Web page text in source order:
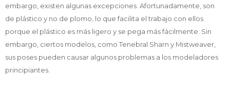
embargo, existen algunas excepciones. Afortunadamente, son
de plástico y no de plomo, lo que facilita el trabajo con ellos
porque el plástico es más ligero y se pega más fácilmente. Sin
embargo, ciertos modelos, como Tenebral Sharn y Mistweaver,
sus poses pueden causar algunos problemas a los modeladores
principiantes.